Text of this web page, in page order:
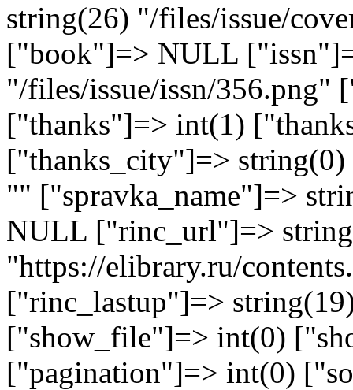
string(26) "/files/issue/
["book"]=> NULL
"/files/issue/issn/
["thanks"]=> int(1)
["thanks_city"]=>
"" ["spravka_name"]=>
NULL ["rinc_url"]=>
"https://elibrary.ru/
["rinc_lastup"]=>
["show_file"]=> int(0)
["pagination"]=> int(0)